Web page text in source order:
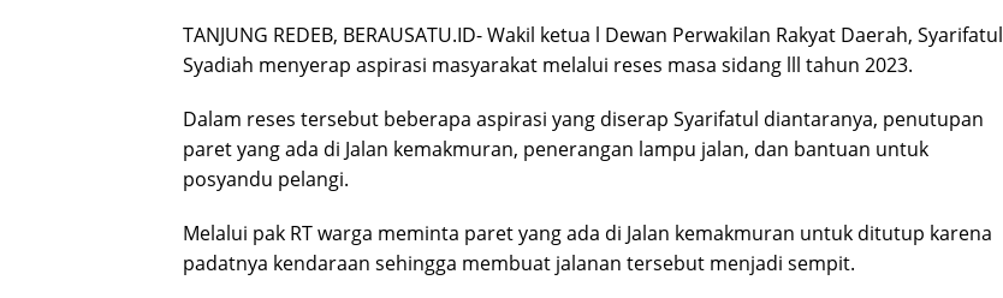
TANJUNG REDEB, BERAUSATU.ID- Wakil ketua l Dewan Perwakilan Rakyat Daerah, Syarifatul
Syadiah menyerap aspirasi masyarakat melalui reses masa sidang lll tahun 2023.
Dalam reses tersebut beberapa aspirasi yang diserap Syarifatul diantaranya, penutupan
paret yang ada di Jalan kemakmuran, penerangan lampu jalan, dan bantuan untuk
posyandu pelangi.
Melalui pak RT warga meminta paret yang ada di Jalan kemakmuran untuk ditutup karena
padatnya kendaraan sehingga membuat jalanan tersebut menjadi sempit.